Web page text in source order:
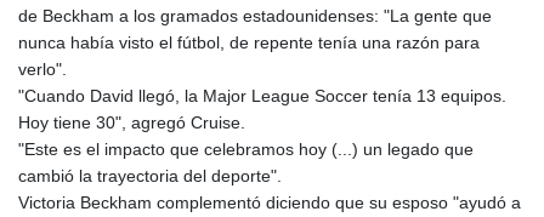
de Beckham a los gramados estadounidenses: "La gente que
nunca había visto el fútbol, de repente tenía una razón para
verlo".
"Cuando David llegó, la Major League Soccer tenía 13 equipos.
Hoy tiene 30", agregó Cruise.
"Este es el impacto que celebramos hoy (...) un legado que
cambió la trayectoria del deporte".
Victoria Beckham complementó diciendo que su esposo "ayudó a